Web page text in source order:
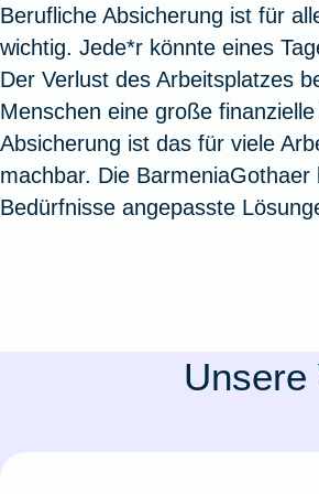
Oldtimerversicherung
Zur Produktübersicht
Augenzusatzversicherung
Zur Produktübersicht
Cyber-Versicherung
Zur Produktübersicht
Zur Serviceübersicht
Berufliche Absicherung ist für
wichtig. Jede*r könnte eines
Der Verlust des Arbeitsplatzes
Menschen eine große
Absicherung ist das für viele
machbar. Die
Bedürfnisse angepasste